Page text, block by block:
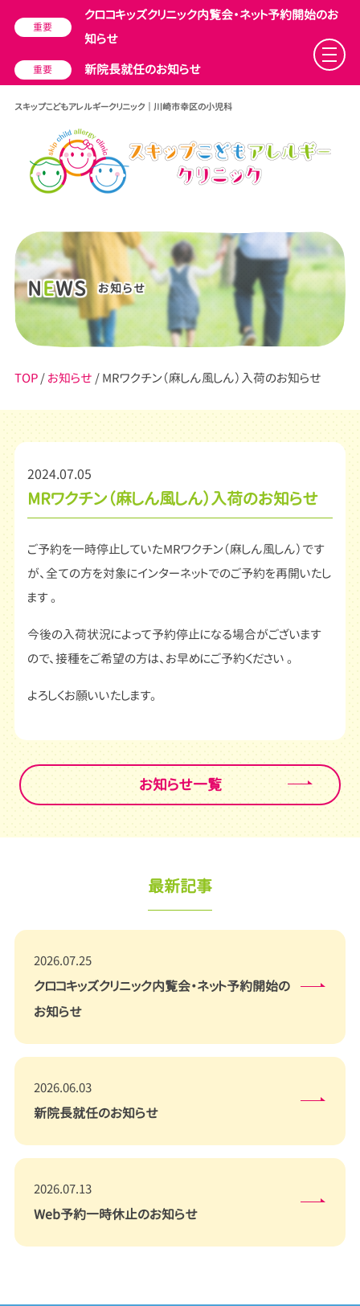
重要
クロコキッズクリニック内覧会・ネット予約開始のお
知らせ
重要 新院長就任のお知らせ
スキップこどもアレルギークリニック ｜ 川崎市幸区の小児科
NEWS お知らせ
TOP/お知らせ / MRワクチン（麻しん風しん）入荷のお知らせ
2024.07.05
MRワクチン（麻しん風しん）入荷のお知らせ
ご予約を一時停止していたMRワクチン（麻しん風しん）です
が、全ての方を対象にインターネットでのご予約を再開いたし
ます 。
今後の入荷状況によって予約停止になる場合がございます
ので、接種をご希望の方は、お早めにご予約ください 。
よろしくお願いいたします。
お知らせ一覧
最新記事
2026.07.25
クロコキッズクリニック内覧会・ネット予約開始の
お知らせ
2026.06.03
新院長就任のお知らせ
2026.07.13
Web予約一時休止のお知らせ